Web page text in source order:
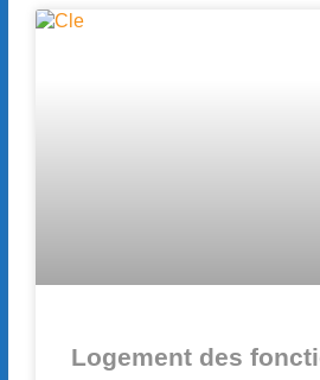
Logement des